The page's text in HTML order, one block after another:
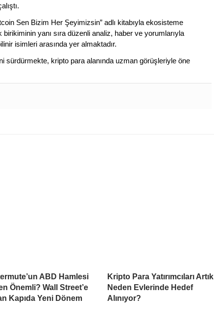
Sen Bizim Her Şeyimizsin” adlı kitabıyla ekosisteme
yanı sıra düzenli analiz, haber ve yorumlarıyla
isimleri arasında yer almaktadır.
sürdürmekte, kripto para alanında uzman görüşleriyle öne
ABD Hamlesi
Önemli? Wall Street’e
Kapıda Yeni Dönem
Kripto Para Yatırımcıları Artık
Neden Evlerinde Hedef
Alınıyor?